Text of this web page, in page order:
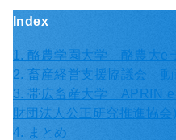
Index
1. 酪農学園大学 酪農大e
2. 畜産経営支援協議会 動
3. 帯広畜産大学 APRIN e
財団法人公正研究推進協会)
4. まとめ